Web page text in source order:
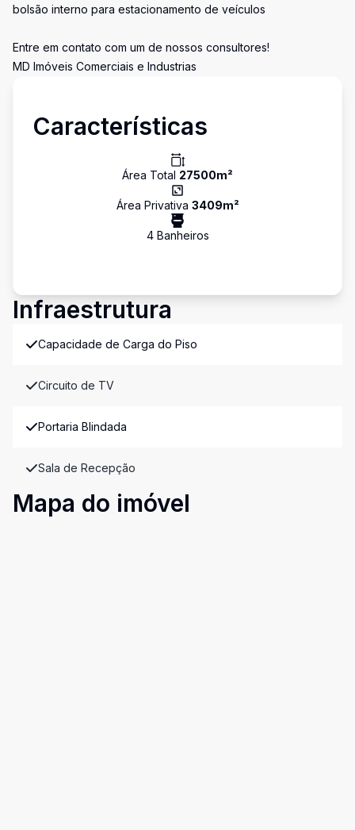
bolsão interno para estacionamento de veículos
Entre em contato com um de nossos consultores!
MD Imóveis Comerciais e Industrias
Características
Área Total 27500m²
Área Privativa 3409m²
4Banheiros
Infraestrutura
Capacidade de Carga do Piso
Circuito de TV
Portaria Blindada
Sala de Recepção
Mapa do imóvel